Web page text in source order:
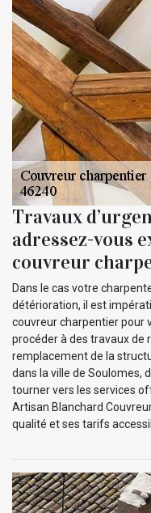
Travaux
adressez-vous
couvreur
Dans le cas votre
détérioration, il est
couvreur charpentier pour
procéder à des travaux de
remplacement de la
dans la ville de Soulomes,
tourner vers les services
Artisan Blanchard
qualité et ses tarifs